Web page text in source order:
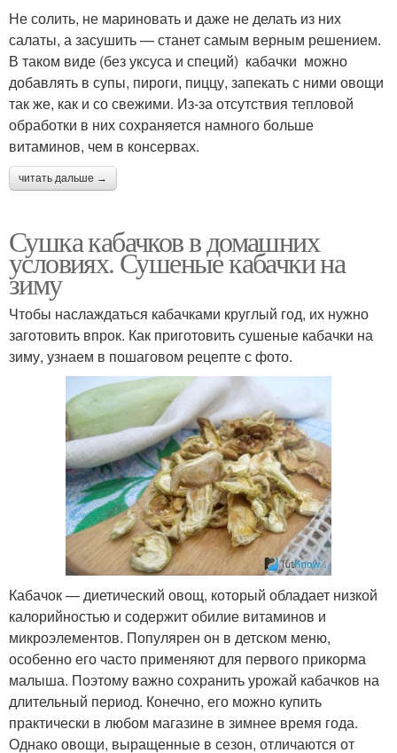
Не солить, не мариновать и даже не делать из них
салаты, а засушить — станет самым верным решением.
В таком виде (без уксуса и специй) кабачки можно
добавлять в супы, пироги, пиццу, запекать с ними овощи
так же, как и со свежими. Из-за отсутствия тепловой
обработки в них сохраняется намного больше
витаминов, чем в консервах.
читать дальше →
Сушка кабачков в домашних
условиях. Сушеные кабачки на
зиму
Чтобы наслаждаться кабачками круглый год, их нужно
заготовить впрок. Как приготовить сушеные кабачки на
зиму, узнаем в пошаговом рецепте с фото.
Кабачок — диетический овощ, который обладает низкой
калорийностью и содержит обилие витаминов и
микроэлементов. Популярен он в детском меню,
особенно его часто применяют для первого прикорма
малыша. Поэтому важно сохранить урожай кабачков на
длительный период. Конечно, его можно купить
практически в любом магазине в зимнее время года.
Однако овощи, выращенные в сезон, отличаются от